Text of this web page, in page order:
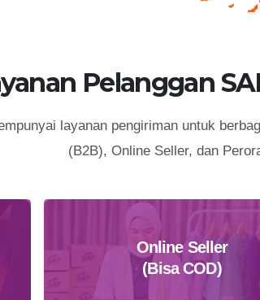
Pelanggan
layanan pengiriman untuk
(B2B), Online Seller, dan
Online Seller
(Bisa COD)